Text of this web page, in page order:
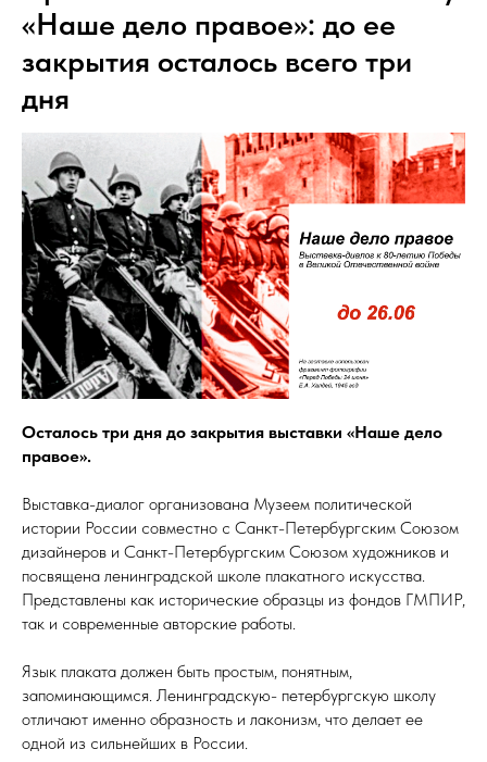
«Наше дело правое»: до ее
закрытия осталось всего три
дня
Осталось три дня до закрытия выставки «Наше дело
правое».
Выставка-диалог организована Музеем политической
истории России совместно с Санкт-Петербургским Союзом
дизайнеров и Санкт-Петербургским Союзом художников и
посвящена ленинградской школе плакатного искусства.
Представлены как исторические образцы из фондов ГМПИР,
так и современные авторские работы.
Язык плаката должен быть простым, понятным,
запоминающимся. Ленинградскую- петербургскую школу
отличают именно образность и лаконизм, что делает ее
одной из сильнейших в России.